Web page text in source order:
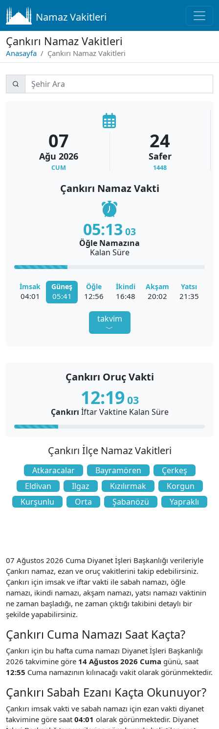
Namaz Vakitleri
Çankırı Namaz Vakitleri
Anasayfa Çankırı Namaz Vakitleri
07
Ağu 2026
CUM
24
Safer
1448
Çankırı Namaz Vakti
05:13 02
Öğle Namazına
Kalan Süre
Çankırı Ezan Vakti
İmsak
04:01
Güneş
05:41
Öğle
12:56
İkindi
16:48
Akşam
20:02
Yatsı
21:35
takvim
﹀
Çankırı Oruç Vakti
Çankırı İmsak Vakti
Çankırı İftar Vakti
12:19 02
Çankırı İftar Vaktine Kalan Süre
07 Ağustos 2026 Cuma Diyanet İşleri Başkanlığı verileriyle
Çankırı namaz, ezan ve oruç vakitlerini takip edebilirsiniz.
Çankırı için imsak ve iftar vakti ile sabah namazı, öğle
namazı, ikindi namazı, akşam namazı, yatsı namazı vaktinin
ne zaman başladığı, ne zaman çıktığı takibini detaylı bir
şekilde yapabilirsiniz.
Çankırı Cuma Namazı Saat Kaçta?
Çankırı için bu hafta cuma namazı Diyanet İşleri Başkanlığı
2026 takvimine göre 14 Ağustos 2026 Cuma günü, saat
12:55 Cuma namazının kılınacağı vakit olarak görünmektedir.
Çankırı Sabah Ezanı Kaçta Okunuyor?
Çankırı imsak vakti ve sabah namazı için ezan vakti diyanet
takvimine göre saat 04:01 olarak görünmektedir. Diyanet
Çankırı İlçe Namaz Vakitleri
Atkaracalar Bayramören
Çerkeş
Eldivan
Ilgaz Kızılırmak
Korgun
Kurşunlu
Orta Şabanözü Yapraklı